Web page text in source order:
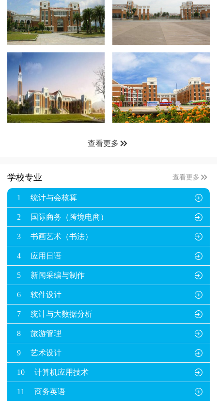
查看更多
学校专业 查看更多

1 统计与会核算

2 国际商务（跨境电商）

3 书画艺术（书法）

4 应用日语

5 新闻采编与制作

6 软件设计

7 统计与大数据分析

8 旅游管理

9 艺术设计

10 计算机应用技术

11 商务英语